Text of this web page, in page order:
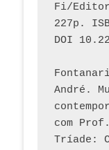
Fi/
227p.
DOI
André.
com
Tríade: